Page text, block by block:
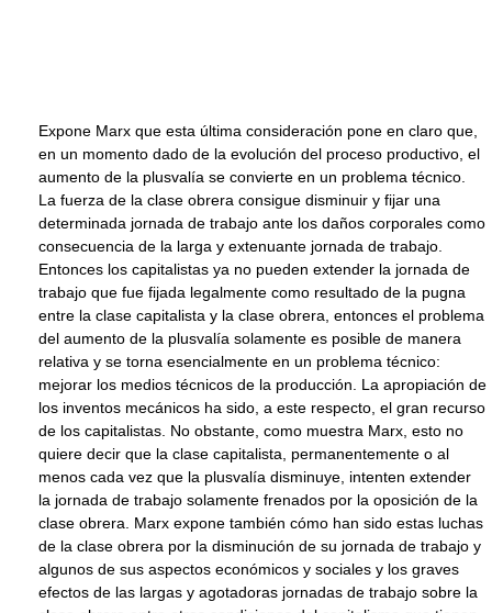
Expone Marx que esta última consideración pone en claro que,
en un momento dado de la evolución del proceso productivo, el
aumento de la plusvalía se convierte en un problema técnico.
La fuerza de la clase obrera consigue disminuir y fijar una
determinada jornada de trabajo ante los daños corporales como
consecuencia de la larga y extenuante jornada de trabajo.
Entonces los capitalistas ya no pueden extender la jornada de
trabajo que fue fijada legalmente como resultado de la pugna
entre la clase capitalista y la clase obrera, entonces el problema
del aumento de la plusvalía solamente es posible de manera
relativa y se torna esencialmente en un problema técnico:
mejorar los medios técnicos de la producción. La apropiación de
los inventos mecánicos ha sido, a este respecto, el gran recurso
de los capitalistas. No obstante, como muestra Marx, esto no
quiere decir que la clase capitalista, permanentemente o al
menos cada vez que la plusvalía disminuye, intenten extender
la jornada de trabajo solamente frenados por la oposición de la
clase obrera. Marx expone también cómo han sido estas luchas
de la clase obrera por la disminución de su jornada de trabajo y
algunos de sus aspectos económicos y sociales y los graves
efectos de las largas y agotadoras jornadas de trabajo sobre la